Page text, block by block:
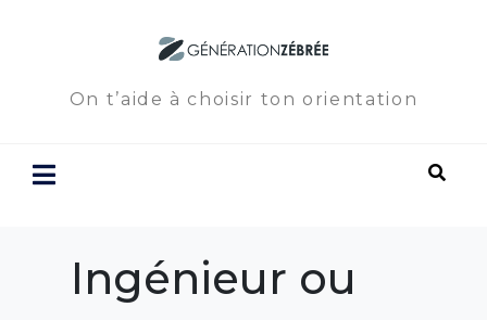
On t’aide à choisir ton orientation
Ingénieur ou